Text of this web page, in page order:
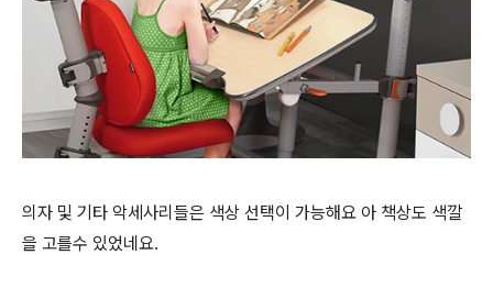
의자 및 기타 악세사리들은 색상 선택이 가능해요 아 책상도 색깔
을 고를수 있었네요.